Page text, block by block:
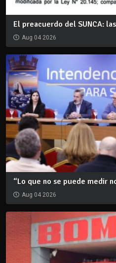
El preacuerdo del SUNCA:
Aug 04 2026
“Lo que no se puede medir
Aug 04 2026